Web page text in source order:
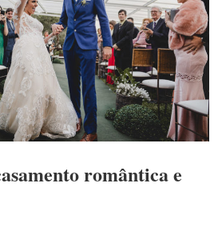
romântica e